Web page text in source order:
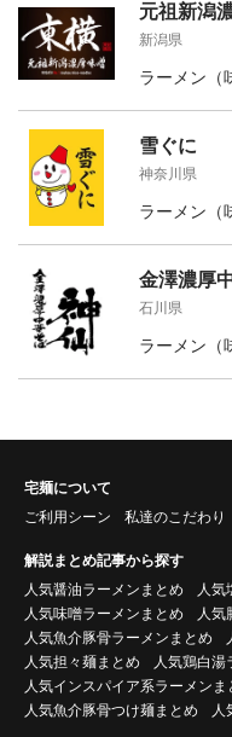
元祖新潟
新潟県
ラーメン（
雪ぐに
神奈川県
ラーメン（
金澤濃厚
石川県
ラーメン（
宅麺について
ご利用シーン
私達のこだわり
解説まとめ記事から探す
人気醤油ラーメンまとめ
人気
人気味噌ラーメンまとめ
人気
人気魚介豚骨ラーメンまとめ
人気担々麺まとめ
人気鶏白湯
人気インスパイア系ラーメンま
人気魚介豚骨つけ麺まとめ
人